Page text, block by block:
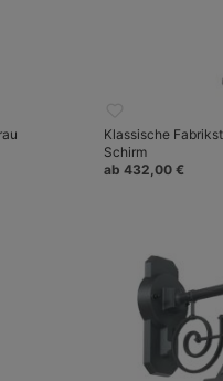
Klassische
Schirm
ab 432,00 €